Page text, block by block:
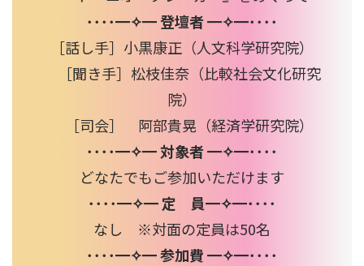
････━✧━ 登壇者 ━✧━････
［話し手］小黒康正（人文科学研究院）
［聞き手］松枝佳奈（比較社会文化研究
院）
［司会］ 阿部貴晃（経済学研究院）
････━✧━ 対象者 ━✧━････
どなたでもご参加いただけます
････━✧━ 定 員━✧━････
なし ※対面の定員は50名
････━✧━ 参加費 ━✧━････